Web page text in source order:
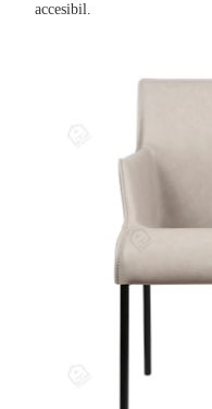
accesibil.